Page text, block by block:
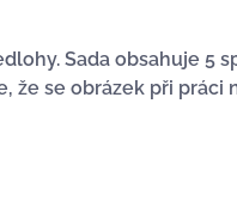
Sada obsahuje
že se obrázek při práci